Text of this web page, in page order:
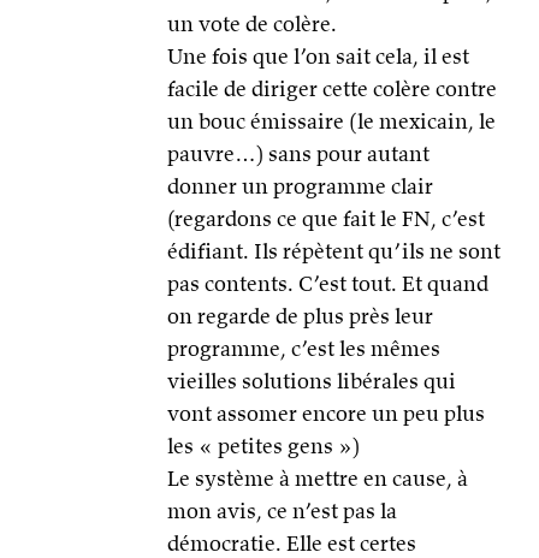
un vote de colère.
Une fois que l’on sait cela, il est
facile de diriger cette colère contre
un bouc émissaire (le mexicain, le
pauvre…) sans pour autant
donner un programme clair
(regardons ce que fait le FN, c’est
édifiant. Ils répètent qu’ils ne sont
pas contents. C’est tout. Et quand
on regarde de plus près leur
programme, c’est les mêmes
vieilles solutions libérales qui
vont assomer encore un peu plus
les « petites gens »)
Le système à mettre en cause, à
mon avis, ce n’est pas la
démocratie. Elle est certes